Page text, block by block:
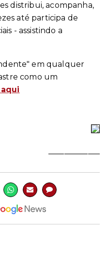
distribui, acompanha,
até participa de
- assistindo a
em qualquer
como um